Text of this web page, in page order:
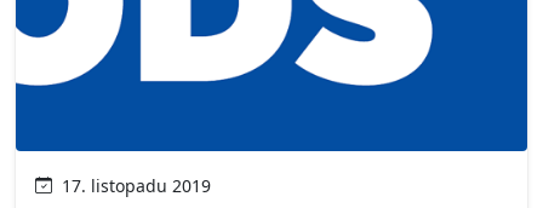
17. listopadu 2019